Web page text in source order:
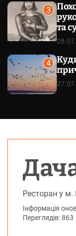
3
та
4
Ресторан у м.
Інформація
Переглядів: 863